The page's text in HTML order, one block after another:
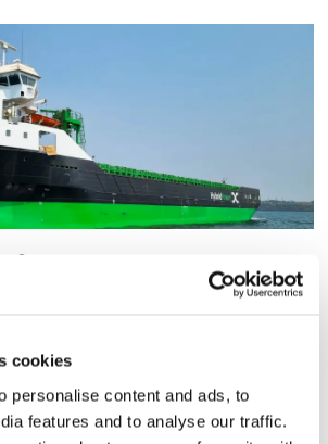
cookies
personalise content and ads, to
features and to analyse our traffic.
tar steget mot